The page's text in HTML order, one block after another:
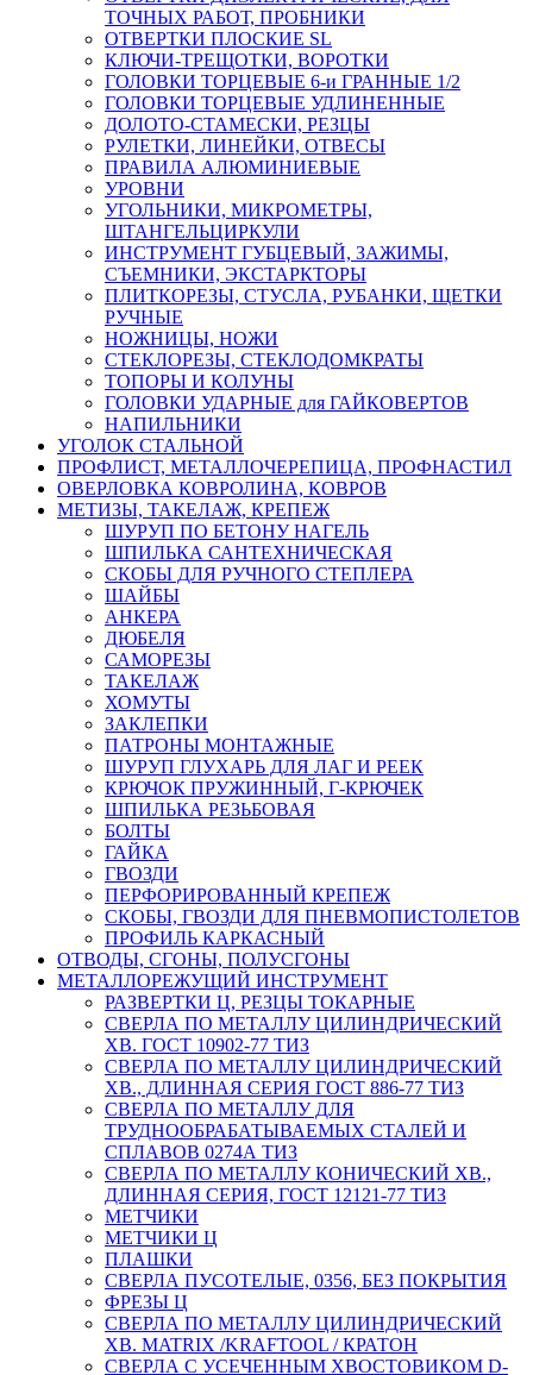
ТОЧНЫХ РАБОТ, ПРОБНИКИ
ОТВЕРТКИ ПЛОСКИЕ SL
КЛЮЧИ-ТРЕЩОТКИ, ВОРОТКИ
ГОЛОВКИ ТОРЦЕВЫЕ 6-и ГРАННЫЕ 1/2
ГОЛОВКИ ТОРЦЕВЫЕ УДЛИНЕННЫЕ
ДОЛОТО-СТАМЕСКИ, РЕЗЦЫ
РУЛЕТКИ, ЛИНЕЙКИ, ОТВЕСЫ
ПРАВИЛА АЛЮМИНИЕВЫЕ
УРОВНИ
УГОЛЬНИКИ, МИКРОМЕТРЫ,
ШТАНГЕЛЬЦИРКУЛИ
ИНСТРУМЕНТ ГУБЦЕВЫЙ, ЗАЖИМЫ,
СЪЕМНИКИ, ЭКСТАРКТОРЫ
ПЛИТКОРЕЗЫ, СТУСЛА, РУБАНКИ, ЩЕТКИ
РУЧНЫЕ
НОЖНИЦЫ, НОЖИ
СТЕКЛОРЕЗЫ, СТЕКЛОДОМКРАТЫ
ТОПОРЫ И КОЛУНЫ
ГОЛОВКИ УДАРНЫЕ для ГАЙКОВЕРТОВ
НАПИЛЬНИКИ
УГОЛОК СТАЛЬНОЙ
ПРОФЛИСТ, МЕТАЛЛОЧЕРЕПИЦА, ПРОФНАСТИЛ
ОВЕРЛОВКА КОВРОЛИНА, КОВРОВ
МЕТИЗЫ, ТАКЕЛАЖ, КРЕПЕЖ
ШУРУП ПО БЕТОНУ НАГЕЛЬ
ШПИЛЬКА САНТЕХНИЧЕСКАЯ
СКОБЫ ДЛЯ РУЧНОГО СТЕПЛЕРА
ШАЙБЫ
АНКЕРА
ДЮБЕЛЯ
САМОРЕЗЫ
ТАКЕЛАЖ
ХОМУТЫ
ЗАКЛЕПКИ
ПАТРОНЫ МОНТАЖНЫЕ
ШУРУП ГЛУХАРЬ ДЛЯ ЛАГ И РЕЕК
КРЮЧОК ПРУЖИННЫЙ, Г-КРЮЧЕК
ШПИЛЬКА РЕЗЬБОВАЯ
БОЛТЫ
ГАЙКА
ГВОЗДИ
ПЕРФОРИРОВАННЫЙ КРЕПЕЖ
СКОБЫ, ГВОЗДИ ДЛЯ ПНЕВМОПИСТОЛЕТОВ
ПРОФИЛЬ КАРКАСНЫЙ
ОТВОДЫ, СГОНЫ, ПОЛУСГОНЫ
МЕТАЛЛОРЕЖУЩИЙ ИНСТРУМЕНТ
РАЗВЕРТКИ Ц, РЕЗЦЫ ТОКАРНЫЕ
СВЕРЛА ПО МЕТАЛЛУ ЦИЛИНДРИЧЕСКИЙ
ХВ. ГОСТ 10902-77 ТИЗ
СВЕРЛА ПО МЕТАЛЛУ ЦИЛИНДРИЧЕСКИЙ
ХВ., ДЛИННАЯ СЕРИЯ ГОСТ 886-77 ТИЗ
СВЕРЛА ПО МЕТАЛЛУ ДЛЯ
ТРУДНООБРАБАТЫВАЕМЫХ СТАЛЕЙ И
СПЛАВОВ 0274А ТИЗ
СВЕРЛА ПО МЕТАЛЛУ КОНИЧЕСКИЙ ХВ.,
ДЛИННАЯ СЕРИЯ, ГОСТ 12121-77 ТИЗ
МЕТЧИКИ
МЕТЧИКИ Ц
ПЛАШКИ
СВЕРЛА ПУСОТЕЛЫЕ, 0356, БЕЗ ПОКРЫТИЯ
ФРЕЗЫ Ц
СВЕРЛА ПО МЕТАЛЛУ ЦИЛИНДРИЧЕСКИЙ
ХВ. MATRIX /KRAFTOOL / КРАТОН
СВЕРЛА С УСЕЧЕННЫМ ХВОСТОВИКОМ D-